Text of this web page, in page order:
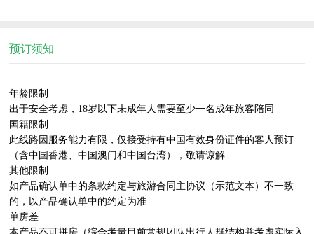
预订须知
年龄限制
出于安全考虑，18岁以下未成年人需要至少一名成年旅客陪同
国籍限制
此线路因服务能力有限，仅接受持有中国有效身份证件的客人预订
（含中国香港、中国澳门和中国台湾），敬请谅解
其他限制
如产品确认单中的条款约定与旅游合同主协议（示范文本）不一致
的，以产品确认单中的约定为准
单房差